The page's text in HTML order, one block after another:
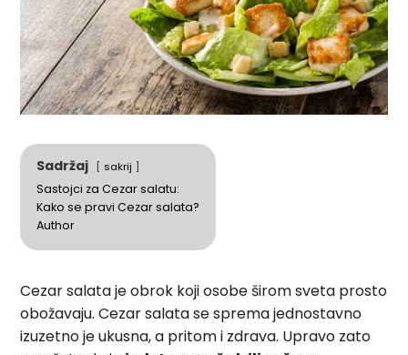
Sadržaj sakrij
Sastojci za Cezar salatu:
Kako se pravi Cezar salata?
Author
Cezar salata je obrok koji osobe širom sveta prosto
obožavaju. Cezar salata se sprema jednostavno
izuzetno je ukusna, a pritom i zdrava. Upravo zato